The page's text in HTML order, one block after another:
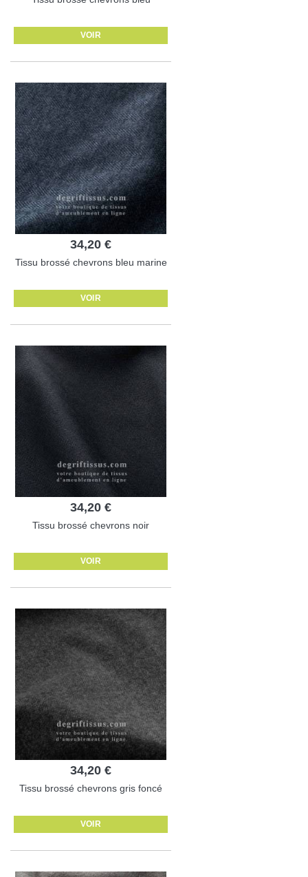
VOIR
34,20 €
Tissu brossé chevrons bleu marine
VOIR
34,20 €
Tissu brossé chevrons noir
VOIR
34,20 €
Tissu brossé chevrons gris foncé
VOIR